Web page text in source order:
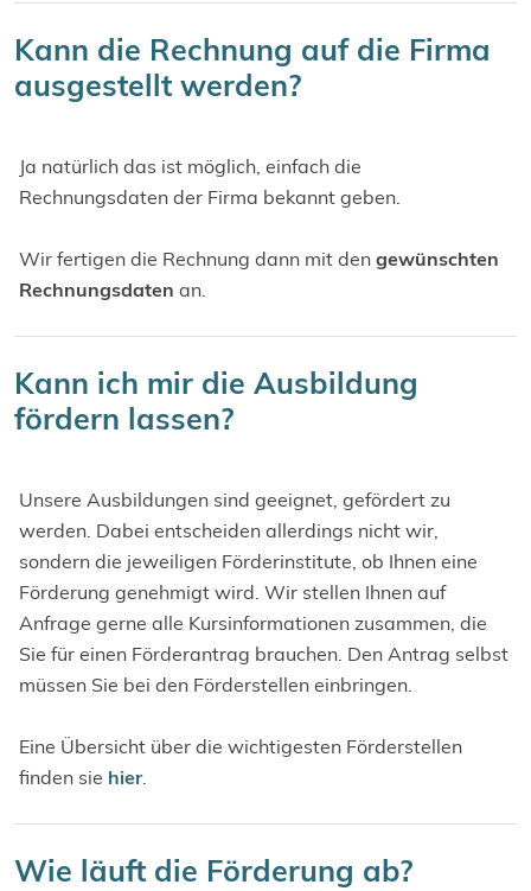
Kann die Rechnung auf die Firma
ausgestellt werden?
Ja natürlich das ist möglich, einfach die
Rechnungsdaten der Firma bekannt geben.
Wir fertigen die Rechnung dann mit den gewünschten
Rechnungsdaten an.
Kann ich mir die Ausbildung
fördern lassen?
Unsere Ausbildungen sind geeignet, gefördert zu
werden. Dabei entscheiden allerdings nicht wir,
sondern die jeweiligen Förderinstitute, ob Ihnen eine
Förderung genehmigt wird. Wir stellen Ihnen auf
Anfrage gerne alle Kursinformationen zusammen, die
Sie für einen Förderantrag brauchen. Den Antrag selbst
müssen Sie bei den Förderstellen einbringen.
Eine Übersicht über die wichtigesten Förderstellen
finden sie hier.
Wie läuft die Förderung ab?